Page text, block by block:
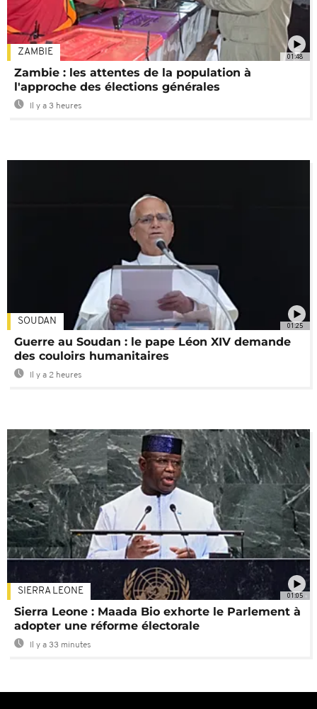
01:48
ZAMBIE
Zambie : les attentes de la population à
l'approche des élections générales
Il y a 3 heures
01:25
SOUDAN
Guerre au Soudan : le pape Léon XIV demande
des couloirs humanitaires
Il y a 2 heures
01:05
SIERRA LEONE
Sierra Leone : Maada Bio exhorte le Parlement à
adopter une réforme électorale
Il y a 33 minutes